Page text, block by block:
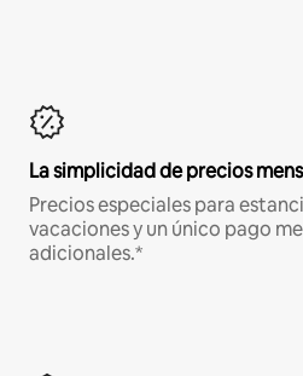
La simplicidad de precios
Precios especiales para
vacaciones y un único pago
adicionales.*